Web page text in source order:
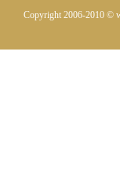
Copyright 2006-2010 ©